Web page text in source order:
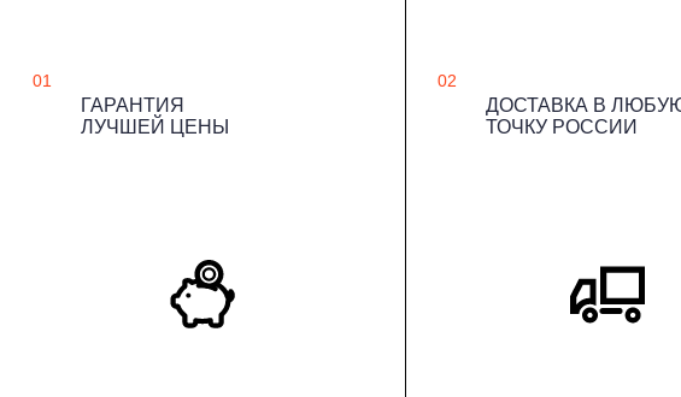
01
ГАРАНТИЯ
ЛУЧШЕЙ ЦЕНЫ
02
ДОСТАВКА В
ТОЧКУ РОССИИ